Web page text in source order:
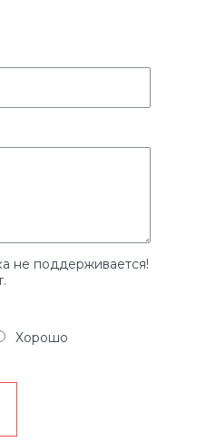
не поддерживается!
Хорошо